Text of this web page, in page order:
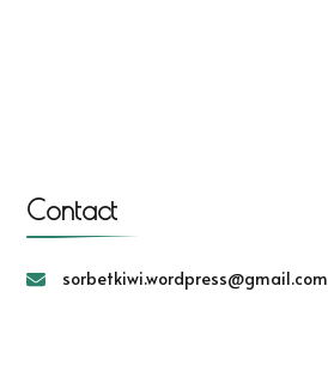
Contact
sorbetkiwi.wordpress@gmail.com